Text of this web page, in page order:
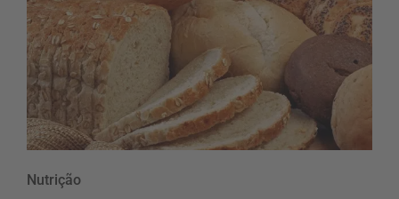
Nutrição